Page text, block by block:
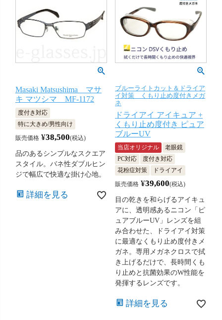
Masaki Matsushima マサ
キ マツシマ MF-1172
度付き対応
特に大きめ/男性向け
販売価格 ¥38,500 税込
品のあるシンプルなスクエア
スタイル。バネ性ダブルヒン
ジで幅広で快適な掛け心地。
詳細を見る
ブルーライトカット＆ドライア
イ対策 くもり止め度付きメガ
ネ
ドライアイ アイキュア +
くもり止め度付き ピュア
ブルーUV
当店オリジナル
老眼鏡
PC対応
度付き対応
花粉症対策
ドライアイ
販売価格 ¥39,600 税込
目の乾きを和らげるアイキュ
アに、透明感あるニコン「ピ
ュアブルーUV」レンズを組
み合わせた、ドライアイ対策
に最適なくもり止め度付きメ
ガネ。専用メガネクロスで拭
き上げるだけで、長時間くも
り止めと抗菌効果のW性能を
発揮するレンズです。
詳細を見る